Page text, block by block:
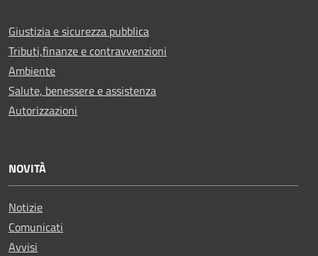
Giustizia e sicurezza pubblica
Tributi,finanze e contravvenzioni
Ambiente
Salute, benessere e assistenza
Autorizzazioni
NOVITÀ
Notizie
Comunicati
Avvisi